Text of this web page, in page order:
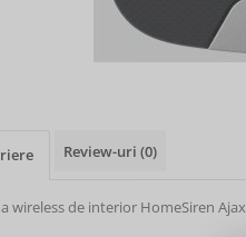
Review-uri (0)
wireless de interior HomeSiren Ajax